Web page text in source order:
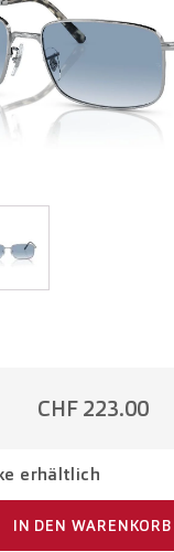
CHF 223.00
erhältlich
IN DEN WARENKORB